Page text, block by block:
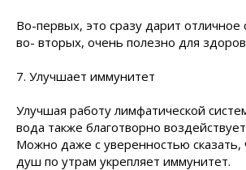
Во-первых, это сразу дарит отличное
во- вторых, очень полезно для
7. Улучшает иммунитет
Улучшая работу лимфатической
вода также благотворно
Можно даже с уверенностью сказать,
душ по утрам укрепляет иммунитет.